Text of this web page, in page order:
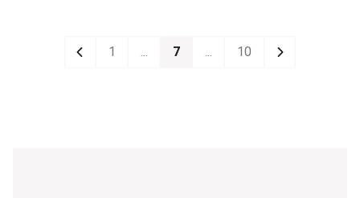
Previous
1 ... 7 ... 10 Next